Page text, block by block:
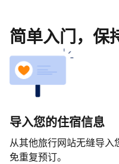
简单入门，保
导入您的住宿信息
从其他旅行网站无缝导入
免重复预订。